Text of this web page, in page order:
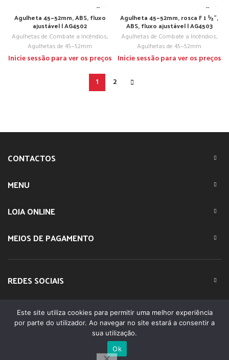
Agulheta 45~52mm, ABS, fluxo
ajustável | AG4502
Agulhetas de Combate a Incêndios,
Agulhetas de 45~52mm
Inicie sessão para ver os preços
Agulheta 45~52mm, rosca F 1 ½”,
ABS, fluxo ajustável | AG4503
Agulhetas de Combate a Incêndios,
Agulhetas de 45~52mm
Inicie sessão para ver os preços
1
2
CONTACTOS
MENU
LOJA ONLINE
MEIOS DE PAGAMENTO
REDES SOCIAIS
© 2023 IMPARTE. All Rights Reserved. Desenvolvido por
DOMINIOS.PT
Este site utiliza cookies para permitir uma melhor experiência
por parte do utilizador. Ao navegar no site estará a consentir a
sua utilização.
Ok